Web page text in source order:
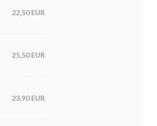
22,50 EUR
25,50 EUR
23,90 EUR